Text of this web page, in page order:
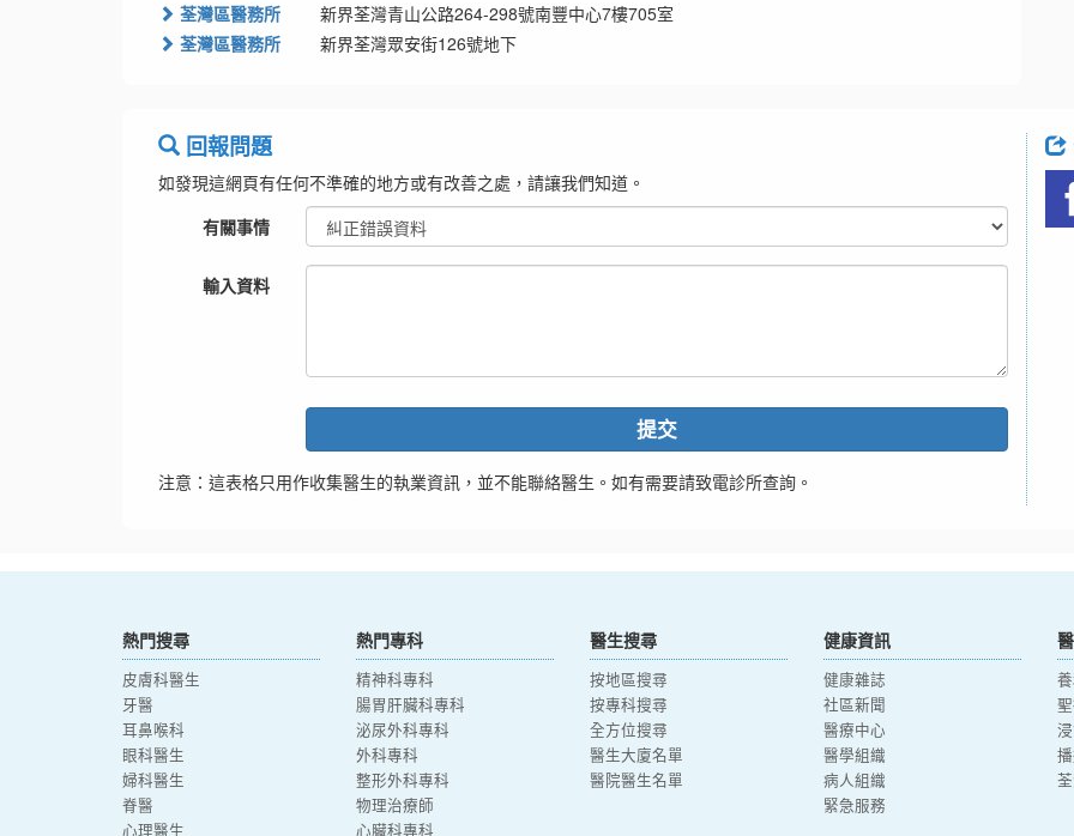
荃灣區醫務所
新界荃灣青山公路264-298號南豐中心7樓705室
荃灣區醫務所
新界荃灣眾安街126號地下
回報問題
如發現這網頁有任何不準確的地方或有改善之處，請讓我們知道。
有關事情
輸入資料
提交
注意：這表格只用作收集醫生的執業資訊，並不能聯絡醫生。如有需要請致電診所查詢。
熱門搜尋
皮膚科醫生
牙醫
耳鼻喉科
眼科醫生
婦科醫生
脊醫
心理醫生
熱門專科
精神科專科
腸胃肝臟科專科
泌尿外科專科
外科專科
整形外科專科
物理治療師
心臟科專科
醫生搜尋
按地區搜尋
按專科搜尋
全方位搜尋
醫生大廈名單
醫院醫生名單
健康資訊
健康雜誌
社區新聞
醫療中心
醫學組織
病人組織
緊急服務